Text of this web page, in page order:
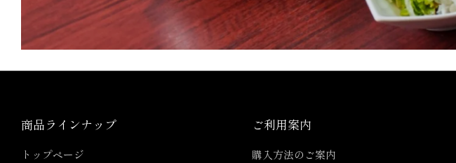
商品ラインナップ
トップページ
ご利用案内
購入方法のご案内